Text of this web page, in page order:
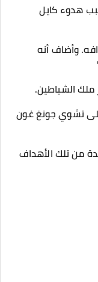
هدوء كايل
وأضاف أنه
ملك الشياطين.
تشوي جونغ غون
من تلك الأهداف